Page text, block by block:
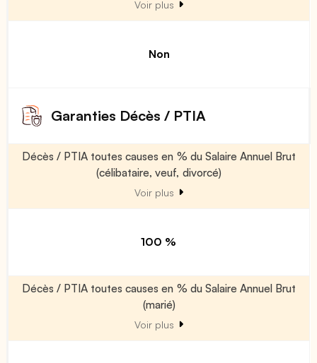
Voir plus
Non
Garanties Décès / PTIA
Décès / PTIA toutes causes en % du Salaire Annuel Brut
(célibataire, veuf, divorcé)
Voir plus
100 %
Décès / PTIA toutes causes en % du Salaire Annuel Brut
(marié)
Voir plus